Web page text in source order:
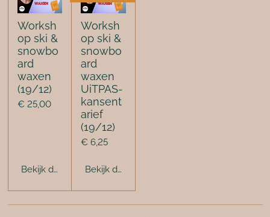
Worksh
op ski &
snowbo
ard
waxen
(19/12)
€ 25,00
Bekijk details
Worksh
op ski &
snowbo
ard
waxen
UiTPAS-
kansent
arief
(19/12)
€ 6,25
Bekijk details